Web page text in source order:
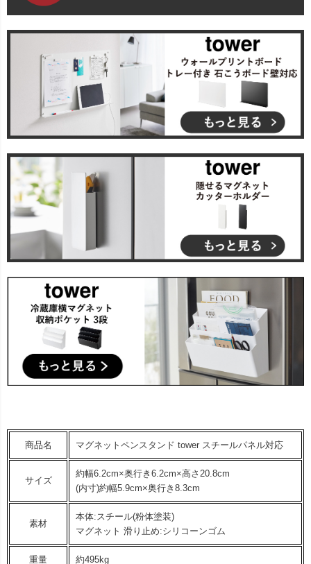
商品名 マグネットペンスタンド tower スチールパネル対応
サイズ
約幅6.2cm×奥行き6.2cm×高さ20.8cm
(内寸)約幅5.9cm×奥行き8.3cm
素材
本体:スチール(粉体塗装)
マグネット 滑り止め:シリコーンゴム
重量 約495kg